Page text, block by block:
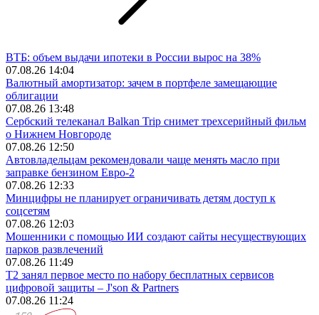
ВТБ: объем выдачи ипотеки в России вырос на 38%
07.08.26 14:04
Валютный амортизатор: зачем в портфеле замещающие
облигации
07.08.26 13:48
Сербский телеканал Balkan Trip снимет трехсерийный фильм
о Нижнем Новгороде
07.08.26 12:50
Автовладельцам рекомендовали чаще менять масло при
заправке бензином Евро‑2
07.08.26 12:33
Минцифры не планирует ограничивать детям доступ к
соцсетям
07.08.26 12:03
Мошенники с помощью ИИ создают сайты несуществующих
парков развлечений
07.08.26 11:49
Т2 занял первое место по набору бесплатных сервисов
цифровой защиты – J'son & Partners
07.08.26 11:24